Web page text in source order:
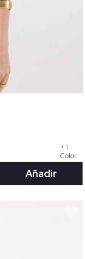
+ 1
Color
Añadir